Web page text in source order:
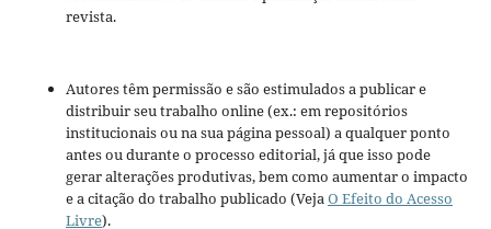
revista.
Autores têm permissão e são estimulados a publicar e
distribuir seu trabalho online (ex.: em repositórios
institucionais ou na sua página pessoal) a qualquer ponto
antes ou durante o processo editorial, já que isso pode
gerar alterações produtivas, bem como aumentar o impacto
e a citação do trabalho publicado (VejaO Efeito do Acesso
Livre).